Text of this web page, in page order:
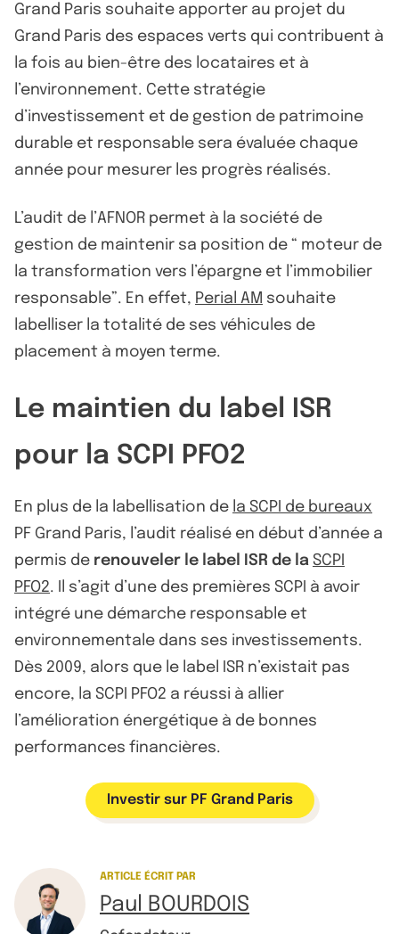
Grand Paris souhaite apporter au projet du
Grand Paris des espaces verts qui contribuent à
la fois au bien-être des locataires et à
l’environnement. Cette stratégie
d’investissement et de gestion de patrimoine
durable et responsable sera évaluée chaque
année pour mesurer les progrès réalisés.
L’audit de l’AFNOR permet à la société de
gestion de maintenir sa position de “ moteur de
la transformation vers l’épargne et l’immobilier
responsable”. En effet, Perial AM souhaite
labelliser la totalité de ses véhicules de
placement à moyen terme.
Le maintien du label ISR
pour la SCPI PFO2
En plus de la labellisation de la SCPI de bureaux
PF Grand Paris, l’audit réalisé en début d’année a
permis de renouveler le label ISR de la SCPI
PFO2. Il s’agit d’une des premières SCPI à avoir
intégré une démarche responsable et
environnementale dans ses investissements.
Dès 2009, alors que le label ISR n’existait pas
encore, la SCPI PFO2 a réussi à allier
l’amélioration énergétique à de bonnes
performances financières.
Investir sur PF Grand Paris
ARTICLE ÉCRIT PAR
Paul BOURDOIS